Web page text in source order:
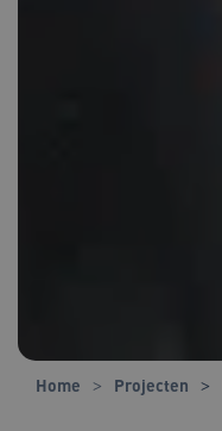
Home Projecten